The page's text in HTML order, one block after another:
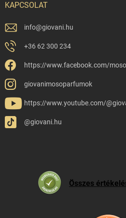
KAPCSOLAT
info@giovani.hu
+36 62 300 234
https://www.facebook.com/
giovanimosoparfumok
https://www.youtube.com/
@giovani.hu
Összes